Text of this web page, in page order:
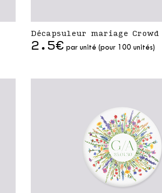
Décapsuleur mariage
2.5€ par unité (pour 100 unités)